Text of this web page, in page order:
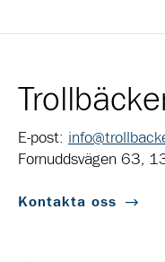
E-post:
Fornuddsvägen 63,
Kontakta oss